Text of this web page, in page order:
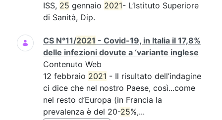
ISS, 25 gennaio 2021- L’Istituto Superiore
di Sanità, Dip.
CS N°11/2021 - Covid-19, in Italia il 17,8%
delle infezioni dovute a ‘variante inglese
Contenuto Web
12 febbraio 2021 - Il risultato dell’indagine
ci dice che nel nostro Paese, così...come
nel resto d’Europa (in Francia la
prevalenza è del 20-25%,...